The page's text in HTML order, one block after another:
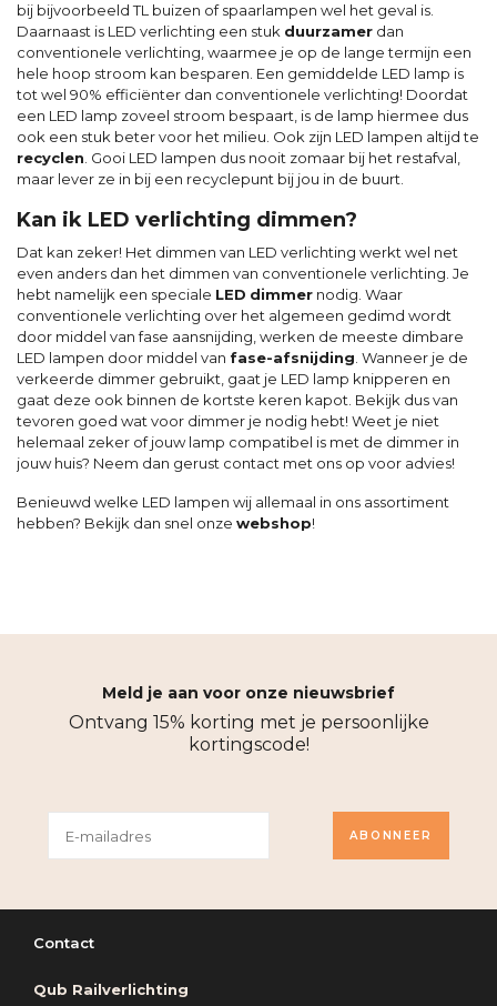
bij bijvoorbeeld TL buizen of spaarlampen wel het geval is.
Daarnaast is LED verlichting een stuk duurzamer dan
conventionele verlichting, waarmee je op de lange termijn een
hele hoop stroom kan besparen. Een gemiddelde LED lamp is
tot wel 90% efficiënter dan conventionele verlichting! Doordat
een LED lamp zoveel stroom bespaart, is de lamp hiermee dus
ook een stuk beter voor het milieu. Ook zijn LED lampen altijd te
recyclen . Gooi LED lampen dus nooit zomaar bij het restafval,
maar lever ze in bij een recyclepunt bij jou in de buurt.
Kan ik LED verlichting dimmen?
Dat kan zeker! Het dimmen van LED verlichting werkt wel net
even anders dan het dimmen van conventionele verlichting. Je
hebt namelijk een speciale LED dimmer nodig. Waar
conventionele verlichting over het algemeen gedimd wordt
door middel van fase aansnijding, werken de meeste dimbare
LED lampen door middel van fase-afsnijding . Wanneer je de
verkeerde dimmer gebruikt, gaat je LED lamp knipperen en
gaat deze ook binnen de kortste keren kapot. Bekijk dus van
tevoren goed wat voor dimmer je nodig hebt! Weet je niet
helemaal zeker of jouw lamp compatibel is met de dimmer in
jouw huis? Neem dan gerust contact met ons op voor advies!
Benieuwd welke LED lampen wij allemaal in ons assortiment
hebben? Bekijk dan snel onze webshop!
Meld je aan voor onze nieuwsbrief
Ontvang 15% korting met je persoonlijke
kortingscode!
ABONNEER
Contact
Qub Railverlichting